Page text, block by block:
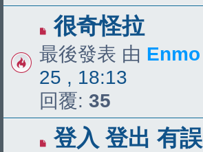
很奇怪拉
最後發表 由 Enmo
25 , 18:13
回覆: 35
登入 登出 有誤